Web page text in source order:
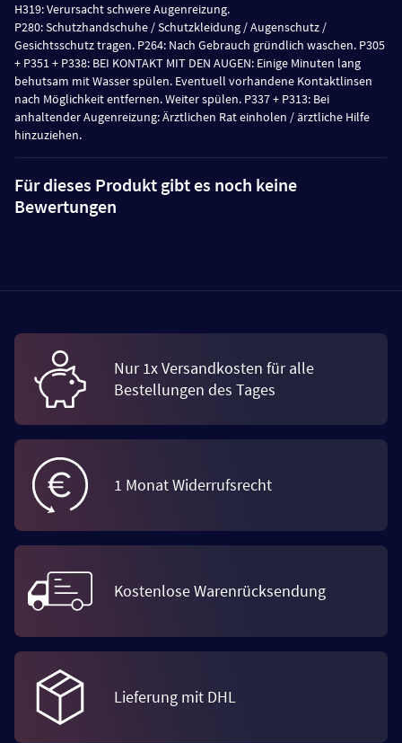
H319: Verursacht schwere Augenreizung.
P280: Schutzhandschuhe / Schutzkleidung / Augenschutz /
Gesichtsschutz tragen. P264: Nach Gebrauch gründlich waschen. P305
+ P351 + P338: BEI KONTAKT MIT DEN AUGEN: Einige Minuten lang
behutsam mit Wasser spülen. Eventuell vorhandene Kontaktlinsen
nach Möglichkeit entfernen. Weiter spülen. P337 + P313: Bei
anhaltender Augenreizung: Ärztlichen Rat einholen / ärztliche Hilfe
hinzuziehen.
Für dieses Produkt gibt es noch keine
Bewertungen
Nur 1x Versandkosten für alle
Bestellungen des Tages
1 Monat Widerrufsrecht
Kostenlose Warenrücksendung
Lieferung mit DHL